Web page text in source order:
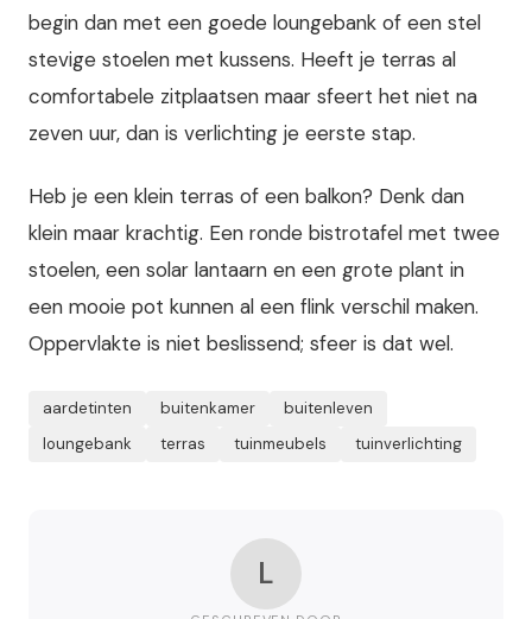
begin dan met een goede loungebank of een stel
stevige stoelen met kussens. Heeft je terras al
comfortabele zitplaatsen maar sfeert het niet na
zeven uur, dan is verlichting je eerste stap.
Heb je een klein terras of een balkon? Denk dan
klein maar krachtig. Een ronde bistrotafel met twee
stoelen, een solar lantaarn en een grote plant in
een mooie pot kunnen al een flink verschil maken.
Oppervlakte is niet beslissend; sfeer is dat wel.
aardetinten buitenkamer
buitenleven
loungebank
terras tuinmeubels tuinverlichting
L